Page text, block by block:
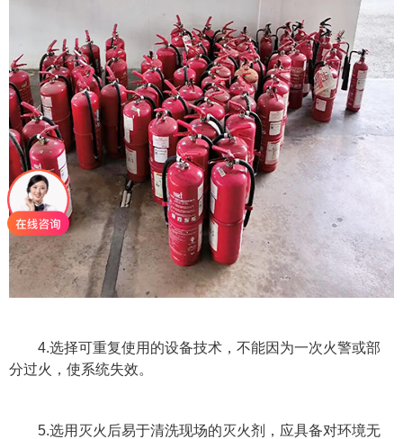
4.选择可重复使用的设备技术，不能因为一次火警或部
分过火，使系统失效。
5.选用灭火后易于清洗现场的灭火剂，应具备对环境无